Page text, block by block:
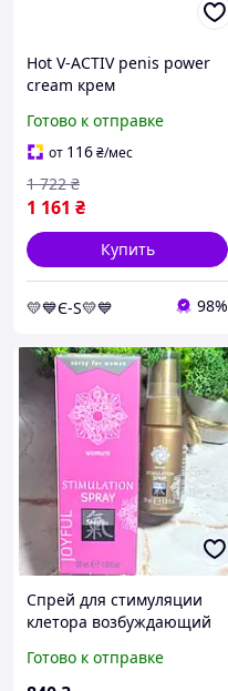
Hot V-ACTIV penis power
cream крем
для мужчин мгновенный
прилив крови к пенису 50
мл Австрия
Готово к отправке
от 116₴/мес
1 161 ₴
1 722 ₴
Купить
💛💙Є-S💛💙 98%
Спрей для стимуляции
клетора возбуждающий
Готово к отправке